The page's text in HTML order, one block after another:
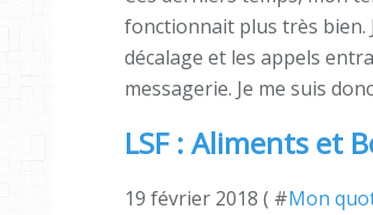
fonctionnait plus très bien.
décalage et les appels
messagerie. Je me suis
LSF : Aliments et
19 février 2018 ( #Mon